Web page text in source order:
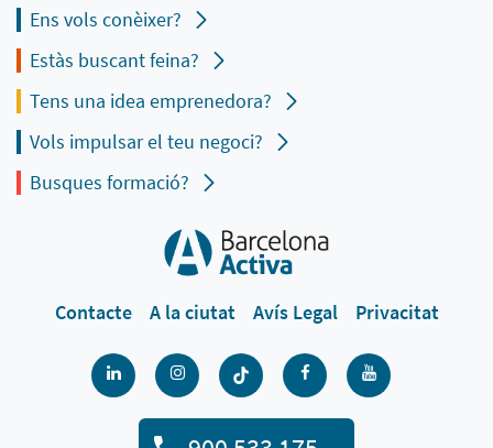
Ens vols conèixer?
Estàs buscant feina?
Tens una idea emprenedora?
Vols impulsar el teu negoci?
Busques formació?
Contacte A la ciutat Avís Legal Privacitat